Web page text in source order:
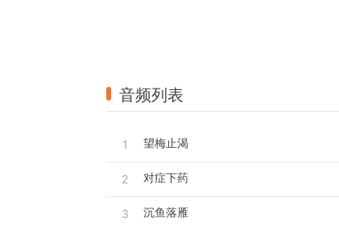
音频列表
1 望梅止渴
2 对症下药
3 沉鱼落雁